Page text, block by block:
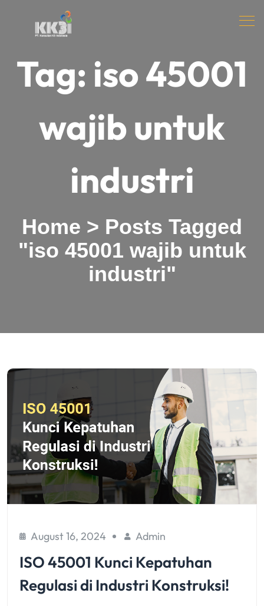
Tag: iso 45001
wajib untuk
industri
Home > Posts Tagged
"iso 45001 wajib untuk
industri"
August 16, 2024 Admin
ISO 45001 Kunci Kepatuhan
Regulasi di Industri Konstruksi!